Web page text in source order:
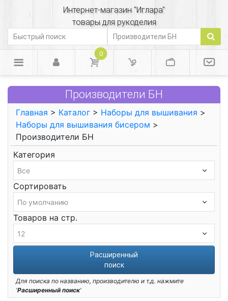
Интернет-магазин "Иглара"
товары для рукоделия
0
Производители БН
Главная > Каталог > Наборы для вышивания >
Наборы для вышивания бисером >
Производители БН
Категория
Сортировать
Товаров на стр.
Расширенный
поиск
Для поиска по названию, производителю и т.д. нажмите
'Расширенный поиск'